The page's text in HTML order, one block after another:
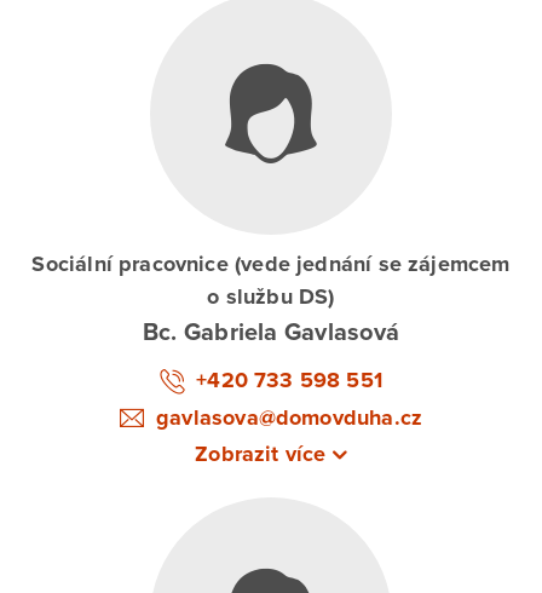
chování osoby by z důvodu duševní poruchy
závažným způsobem narušovalo soužití
Sociální pracovnice (vede jednání se zájemcem
o službu DS)
Bc. Gabriela Gavlasová
+420 733 598 551
gavlasova@domovduha.cz
Zobrazit více